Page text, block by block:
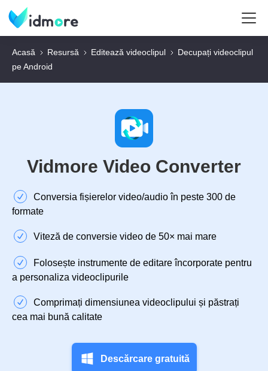
Acasă Resursă Editează videoclipul
Decupați videoclipul
pe Android
Vidmore Video Converter
Conversia fișierelor video/audio în peste 300 de
formate
Viteză de conversie video de 50× mai mare
Folosește instrumente de editare încorporate pentru
a personaliza videoclipurile
Comprimați dimensiunea videoclipului și păstrați
cea mai bună calitate
Descărcare gratuită